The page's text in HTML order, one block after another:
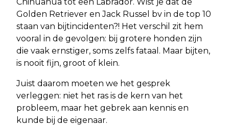
Chihuahua tot een Labrador. Wist je dat de
Golden Retriever en Jack Russel bv in de top 10
staan van bijtincidenten?! Het verschil zit hem
vooral in de gevolgen: bij grotere honden zijn
die vaak ernstiger, soms zelfs fataal. Maar bijten,
is nooit fijn, groot of klein.
Juist daarom moeten we het gesprek
verleggen: niet het ras is de kern van het
probleem, maar het gebrek aan kennis en
kunde bij de eigenaar.